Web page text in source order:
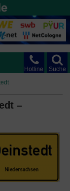
Suche
Hotline
–